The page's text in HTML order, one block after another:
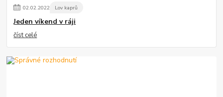
02.02.2022 Lov kaprů
Jeden víkend v ráji
číst celé